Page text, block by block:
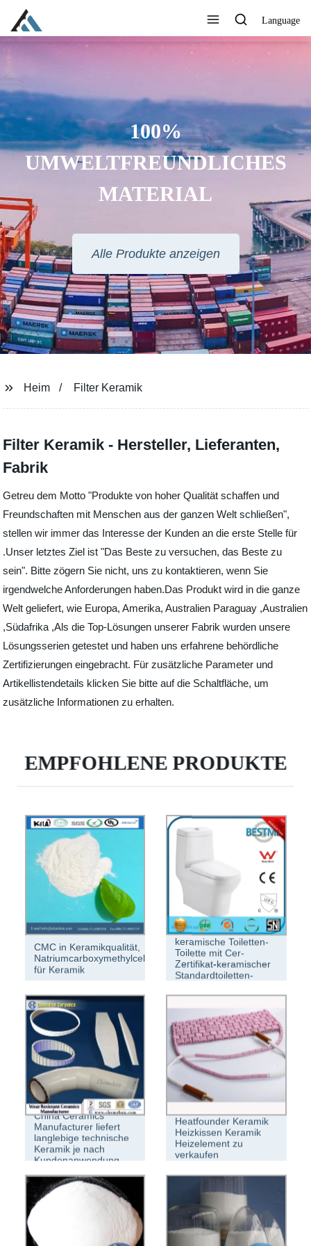
Language
100%
UMWELTFREUNDLICHES
MATERIAL
Alle Produkte anzeigen
Heim Filter Keramik
Filter Keramik - Hersteller, Lieferanten,
Fabrik
Getreu dem Motto "Produkte von hoher Qualität schaffen und
Freundschaften mit Menschen aus der ganzen Welt schließen",
stellen wir immer das Interesse der Kunden an die erste Stelle für
.Unser letztes Ziel ist "Das Beste zu versuchen, das Beste zu
sein". Bitte zögern Sie nicht, uns zu kontaktieren, wenn Sie
irgendwelche Anforderungen haben.Das Produkt wird in die ganze
Welt geliefert, wie Europa, Amerika, Australien Paraguay ,Australien
,Südafrika ,Als die Top-Lösungen unserer Fabrik wurden unsere
Lösungsserien getestet und haben uns erfahrene behördliche
Zertifizierungen eingebracht. Für zusätzliche Parameter und
Artikellistendetails klicken Sie bitte auf die Schaltfläche, um
zusätzliche Informationen zu erhalten.
EMPFOHLENE PRODUKTE
CMC in Keramikqualität,
Natriumcarboxymethylcellulose
für Keramik
Badezimmer-
keramische Toiletten-
Toilette mit Cer-
Zertifikat-keramischer
Standardtoiletten-
China Ceramics
Manufacturer liefert
langlebige technische
Keramik je nach
Kundenanwendung
Heatfounder Keramik
Heizkissen Keramik
Heizelement zu
verkaufen